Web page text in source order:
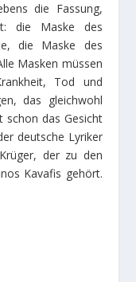
die Fassung,
die Maske des
die Maske des
Masken müssen
Tod und
das gleichwohl
schon das Gesicht
deutsche Lyriker
der zu den
Kavafis gehört.